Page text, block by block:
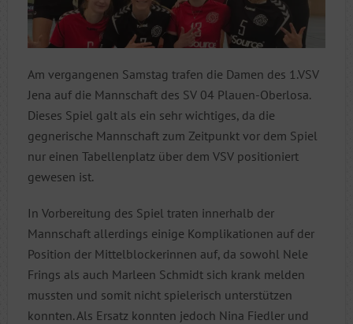
Am vergangenen Samstag trafen die Damen des 1.VSV
Jena auf die Mannschaft des SV 04 Plauen-Oberlosa.
Dieses Spiel galt als ein sehr wichtiges, da die
gegnerische Mannschaft zum Zeitpunkt vor dem Spiel
nur einen Tabellenplatz über dem VSV positioniert
gewesen ist.
In Vorbereitung des Spiel traten innerhalb der
Mannschaft allerdings einige Komplikationen auf der
Position der Mittelblockerinnen auf, da sowohl Nele
Frings als auch Marleen Schmidt sich krank melden
mussten und somit nicht spielerisch unterstützen
konnten. Als Ersatz konnten jedoch Nina Fiedler und